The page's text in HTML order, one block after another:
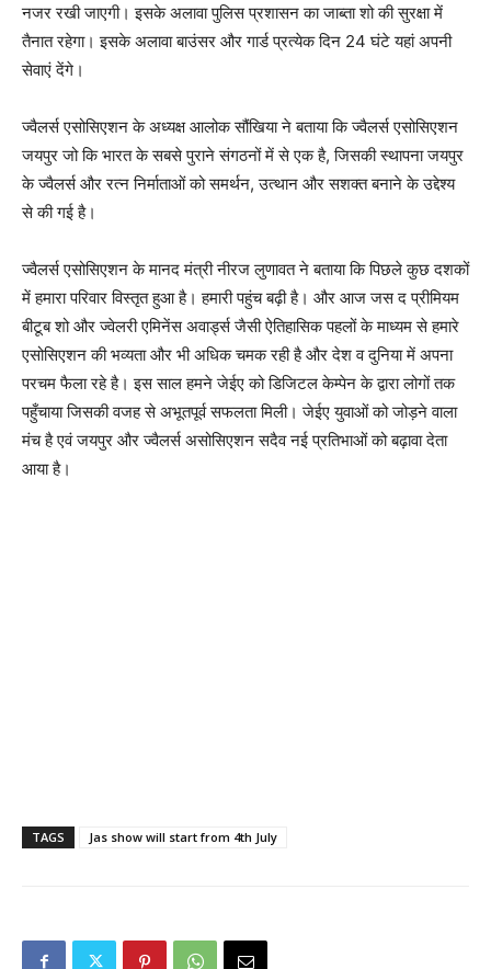
नजर रखी जाएगी। इसके अलावा पुलिस प्रशासन का जाब्ता शो की सुरक्षा में
तैनात रहेगा। इसके अलावा बाउंसर और गार्ड प्रत्येक दिन 24 घंटे यहां अपनी
सेवाएं देंगे।
ज्वैलर्स एसोसिएशन के अध्यक्ष आलोक सौंखिया ने बताया कि ज्वैलर्स एसोसिएशन
जयपुर जो कि भारत के सबसे पुराने संगठनों में से एक है, जिसकी स्थापना जयपुर
के ज्वैलर्स और रत्न निर्माताओं को समर्थन, उत्थान और सशक्त बनाने के उद्देश्य
से की गई है।
ज्वैलर्स एसोसिएशन के मानद मंत्री नीरज लुणावत ने बताया कि पिछले कुछ दशकों
में हमारा परिवार विस्तृत हुआ है। हमारी पहुंच बढ़ी है। और आज जस द प्रीमियम
बीटूब शो और ज्वेलरी एमिनेंस अवार्ड्स जैसी ऐतिहासिक पहलों के माध्यम से हमारे
एसोसिएशन की भव्यता और भी अधिक चमक रही है और देश व दुनिया में अपना
परचम फैला रहे है। इस साल हमने जेईए को डिजिटल केम्पेन के द्वारा लोगों तक
पहुँचाया जिसकी वजह से अभूतपूर्व सफलता मिली। जेईए युवाओं को जोड़ने वाला
मंच है एवं जयपुर और ज्वैलर्स असोसिएशन सदैव नई प्रतिभाओं को बढ़ावा देता
आया है।
TAGS Jas show will start from 4th July